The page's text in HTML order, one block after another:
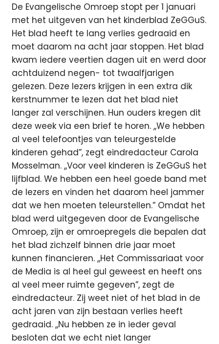
De Evangelische Omroep stopt per 1 januari
met het uitgeven van het kinderblad ZeGGuS.
Het blad heeft te lang verlies gedraaid en
moet daarom na acht jaar stoppen. Het blad
kwam iedere veertien dagen uit en werd door
achtduizend negen- tot twaalfjarigen
gelezen. Deze lezers krijgen in een extra dik
kerstnummer te lezen dat het blad niet
langer zal verschijnen. Hun ouders kregen dit
deze week via een brief te horen. ,,We hebben
al veel telefoontjes van teleurgestelde
kinderen gehad”, zegt eindredacteur Carola
Mosselman. ,,Voor veel kinderen is ZeGGuS het
lijfblad. We hebben een heel goede band met
de lezers en vinden het daarom heel jammer
dat we hen moeten teleurstellen.” Omdat het
blad werd uitgegeven door de Evangelische
Omroep, zijn er omroepregels die bepalen dat
het blad zichzelf binnen drie jaar moet
kunnen financieren. ,,Het Commissariaat voor
de Media is al heel gul geweest en heeft ons
al veel meer ruimte gegeven”, zegt de
eindredacteur. Zij weet niet of het blad in de
acht jaren van zijn bestaan verlies heeft
gedraaid. ,,Nu hebben ze in ieder geval
besloten dat we echt niet langer